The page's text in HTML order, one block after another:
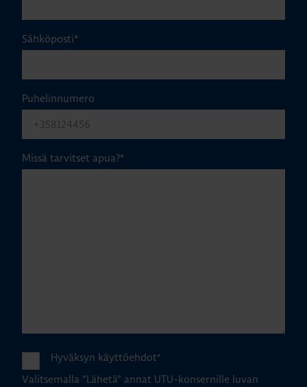
Sähköposti*
Puhelinnumero
Missä tarvitset apua?*
Hyväksyn käyttöehdot*
Valitsemalla "Lähetä" annat UTU-konsernille luvan